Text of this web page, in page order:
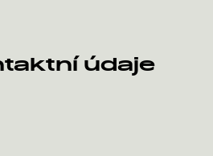
údaje